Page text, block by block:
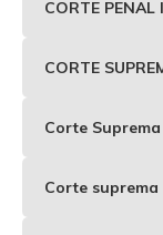
CORTE
CORTE
Corte Suprema
Corte